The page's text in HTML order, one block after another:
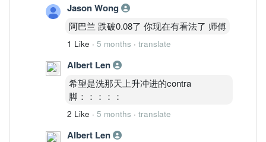
Jason Wong
阿巴兰 跌破0.08了 你现在有看法了 师傅
1 Like · 5 months · translate
Albert Len
希望是洗那天上升冲进的contra
脚：：：：：
2 Like · 5 months · translate
Albert Len